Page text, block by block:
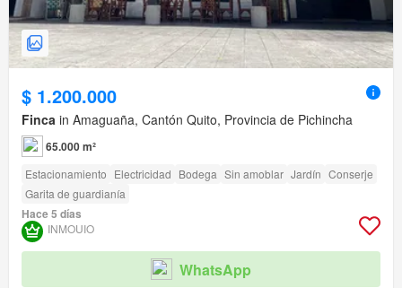
$ 1.200.000
Finca in Amaguaña, Cantón Quito, Provincia de Pichincha
65.000 m²
Estacionamiento Electricidad Bodega Sin amoblar Jardín Conserje
Garita de guardianía
Hace 5 días
INMOUIO
WhatsApp